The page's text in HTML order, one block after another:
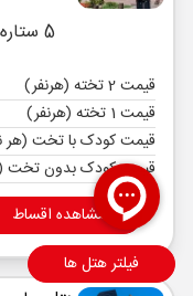
فیلتر هتل ها
5 ستاره
قیمت 2 تخته (هرنفر)
قیمت 1 تخته (هرنفر)
قیمت کودک با تخت (هر
قیمت کودک بدون تخت
مشاهده اقساط